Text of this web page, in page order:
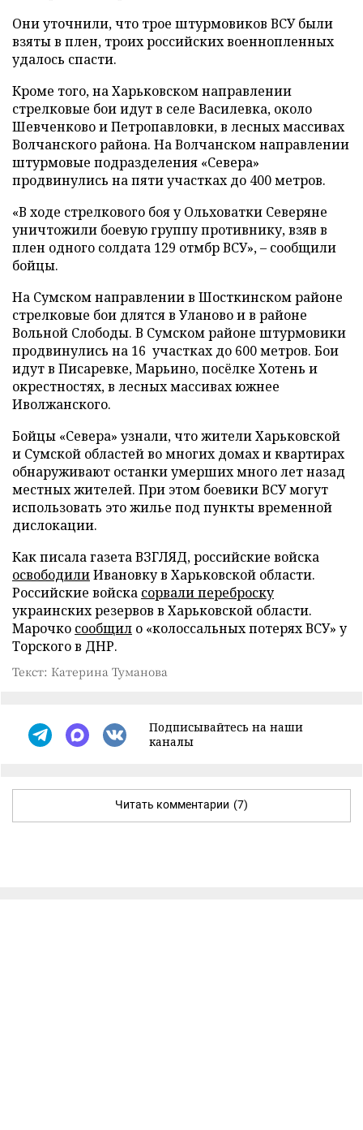
Они уточнили, что трое штурмовиков ВСУ были
взяты в плен, троих российских военнопленных
удалось спасти.
Кроме того, на Харьковском направлении
стрелковые бои идут в селе Василевка, около
Шевченково и Петропавловки, в лесных массивах
Волчанского района. На Волчанском направлении
штурмовые подразделения «Севера»
продвинулись на пяти участках до 400 метров.
«В ходе стрелкового боя у Ольховатки Северяне
уничтожили боевую группу противнику, взяв в
плен одного солдата 129 отмбр ВСУ», – сообщили
бойцы.
На Сумском направлении в Шосткинском районе
стрелковые бои длятся в Уланово и в районе
Вольной Слободы. В Сумском районе штурмовики
продвинулись на 16 участках до 600 метров. Бои
идут в Писаревке, Марьино, посёлке Хотень и
окрестностях, в лесных массивах южнее
Иволжанского.
Бойцы «Севера» узнали, что жители Харьковской
и Сумской областей во многих домах и квартирах
обнаруживают останки умерших много лет назад
местных жителей. При этом боевики ВСУ могут
использовать это жилье под пункты временной
дислокации.
Как писала газета ВЗГЛЯД, российские войска
освободилиИвановку в Харьковской области.
Российские войска сорвали переброску
украинских резервов в Харьковской области.
Марочко сообщил о «колоссальных потерях ВСУ» у
Торского в ДНР.
Текст: Катерина Туманова
Подписывайтесь на наши
каналы
Читать комментарии (7)